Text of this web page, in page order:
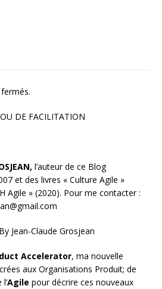
DE FACILITATION
l’auteur de ce Blog
et des livres « Culture Agile »
Agile » (2020). Pour me contacter :
Accelerator, ma nouvelle
aux Organisations Produit; de
Agile pour décrire ces nouveaux